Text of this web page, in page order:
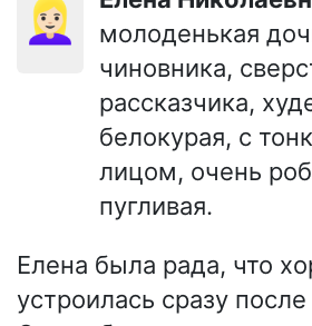
👱🏻‍♀️
молоденькая
чиновника,
рассказчика,
белокурая, с
лицом, очень
пугливая.
Елена была рада, что
устроилась сразу